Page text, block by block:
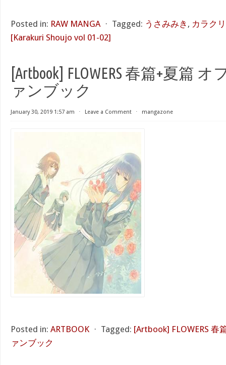
Posted in: RAW MANGA ⋅ Tagged: うさみみき , カラク
[Karakuri Shoujo vol 01-02]
[Artbook] FLOWERS 春篇+夏篇
ァンブック
January 30, 2019 1:57 am ⋅ Leave a Comment ⋅ mangazone
Posted in: ARTBOOK ⋅ Tagged: [Artbook] FLOWERS 春
ァンブック